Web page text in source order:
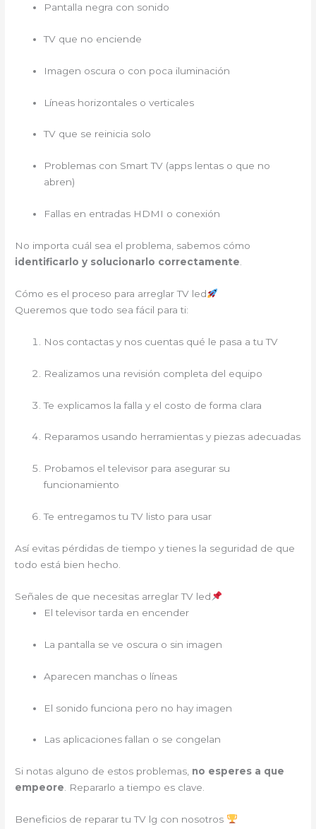
Pantalla negra con sonido
TV que no enciende
Imagen oscura o con poca iluminación
Líneas horizontales o verticales
TV que se reinicia solo
Problemas con Smart TV (apps lentas o que no
abren)
Fallas en entradas HDMI o conexión
No importa cuál sea el problema, sabemos cómo
identificarlo y solucionarlo correctamente
Cómo es el proceso para arreglar TV led
Queremos que todo sea fácil para ti:
Nos contactas y nos cuentas qué le pasa a tu TV
Realizamos una revisión completa del equipo
Te explicamos la falla y el costo de forma clara
Reparamos usando herramientas y piezas adecuadas
Probamos el televisor para asegurar su
funcionamiento
Te entregamos tu TV listo para usar
Así evitas pérdidas de tiempo y tienes la seguridad de que
todo está bien hecho.
Señales de que necesitas arreglar TV led
El televisor tarda en encender
La pantalla se ve oscura o sin imagen
Aparecen manchas o líneas
El sonido funciona pero no hay imagen
Las aplicaciones fallan o se congelan
Si notas alguno de estos problemas, no esperes a que
empeore. Repararlo a tiempo es clave.
Beneficios de reparar tu TV lg con nosotros